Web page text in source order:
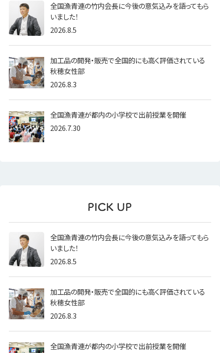
全国漁青連の竹内会長に今後の意気込みを語ってもら
いました！
2026.8.5
加工品の開発・販売で全国的にも高く評価されている
秋穂女性部
2026.8.3
全国漁青連が都内の小学校で出前授業を開催
2026.7.30
全国漁青連の竹内会長に今後の意気込みを語ってもら
いました！
2026.8.5
加工品の開発・販売で全国的にも高く評価されている
秋穂女性部
2026.8.3
全国漁青連が都内の小学校で出前授業を開催